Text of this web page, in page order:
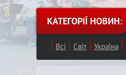
КАТЕГОРІЇ НОВИН:
Всі Світ Україна